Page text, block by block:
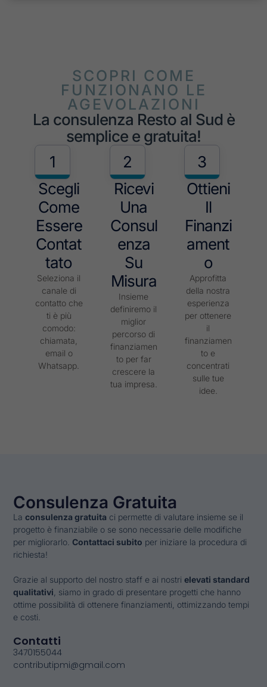
SCOPRI COME
FUNZIONANO LE
AGEVOLAZIONI
La consulenza Resto al Sud è
semplice e gratuita!
1
Scegli
Come
Essere
Contat
Tato
Seleziona il
canale di
contatto che
ti è più
comodo:
chiamata,
email o
Whatsapp.
2
Ricevi
Una
Consul
Enza
Su
Misura
Insieme
definiremo il
miglior
percorso di
finanziamen
to per far
crescere la
tua impresa.
3
Ottieni
Il
Finanzi
Ament
O
Approfitta
della nostra
esperienza
per ottenere
il
finanziamen
to e
concentrati
sulle tue
idee.
Consulenza Gratuita
Laconsulenza gratuita ci permette di valutare insieme se il
progetto è finanziabile o se sono necessarie delle modifiche
per migliorarlo.Contattaci subito per iniziare la procedura di
richiesta!
Grazie al supporto del nostro staff e ai nostrielevati standard
qualitativi, siamo in grado di presentare progetti che hanno
ottime possibilità di ottenere finanziamenti, ottimizzando tempi
e costi.
Contatti
3470155044
contributipmi@gmail.com